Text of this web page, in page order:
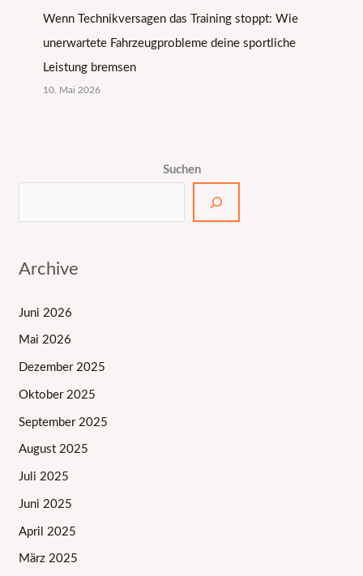
Wenn Technikversagen das Training stoppt: Wie
unerwartete Fahrzeugprobleme deine sportliche
Leistung bremsen
10. Mai 2026
Suchen
Archive
Juni 2026
Mai 2026
Dezember 2025
Oktober 2025
September 2025
August 2025
Juli 2025
Juni 2025
April 2025
März 2025